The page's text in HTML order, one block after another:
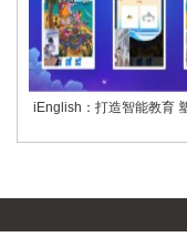
iEnglish：打造智能教育